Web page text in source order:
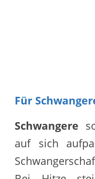
Für
Schwangere
auf sich